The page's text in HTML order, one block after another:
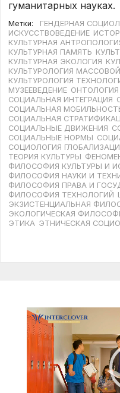
гуманитарных науках.
Метки: ГЕНДЕРНАЯ
ИСКУССТВОВЕДЕНИЕ
КУЛЬТУРНАЯ
КУЛЬТУРНАЯ ПАМЯТЬ
КУЛЬТУРНАЯ ЭКОЛОГИЯ
КУЛЬТУРОЛОГИЯ
КУЛЬТУРОЛОГИЯ
МУЗЕЕВЕДЕНИЕ ОНТОЛОГИЯ
СОЦИАЛЬНАЯ ИНТЕГРАЦИЯ
СОЦИАЛЬНАЯ
СОЦИАЛЬНАЯ
СОЦИАЛЬНЫЕ ДВИЖЕНИЯ
СОЦИАЛЬНЫЕ НОРМЫ
СОЦИОЛОГИЯ
ТЕОРИЯ КУЛЬТУРЫ
ФИЛОСОФИЯ КУЛЬТУРЫ И
ФИЛОСОФИЯ НАУКИ И
ФИЛОСОФИЯ ПРАВА И
ФИЛОСОФИЯ ТЕХНОЛОГИЙ
ЭКЗИСТЕНЦИАЛЬНАЯ
ЭКОЛОГИЧЕСКАЯ
ЭТИКА ЭТНИЧЕСКАЯ
Видеоплеер